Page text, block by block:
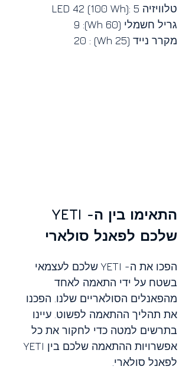
טלוויזיה LED 42 (100 Wh): 5
גריל חשמלי (60 Wh): 9
מקרר נייד (25 Wh) : 20
שלכם לפאנל סולארי
הפכו את ה- YETI שלכם לעצמאי
בשטח על ידי התאמה לאחד
מהפאנלים הסולאריים שלנו. הפכנו
את תהליך ההתאמה לפשוט. עיינו
בתרשים למטה כדי לחקור את כל
לפאנל סולארי.